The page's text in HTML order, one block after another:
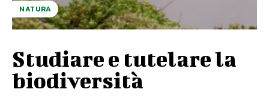
NATURA
Studiare e tutelare la
biodiversità